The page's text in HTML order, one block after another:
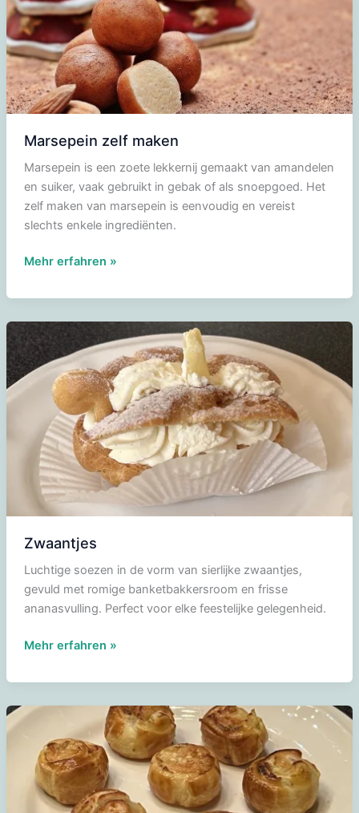
Marsepein zelf maken
Marsepein is een zoete lekkernij gemaakt van amandelen
en suiker, vaak gebruikt in gebak of als snoepgoed. Het
zelf maken van marsepein is eenvoudig en vereist
slechts enkele ingrediënten.
Marsepein
maken
Mehr erfahren »
Zwaantjes
Luchtige soezen in de vorm van sierlijke zwaantjes,
gevuld met romige banketbakkersroom en frisse
ananasvulling. Perfect voor elke feestelijke gelegenheid.
Zwaantjes
Mehr erfahren »